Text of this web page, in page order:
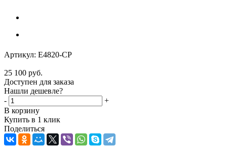
Артикул: E4820-CP
25 100 руб.
Доступен для заказа
Нашли дешевле?
-
+
В корзину
Купить в 1 клик
Поделиться